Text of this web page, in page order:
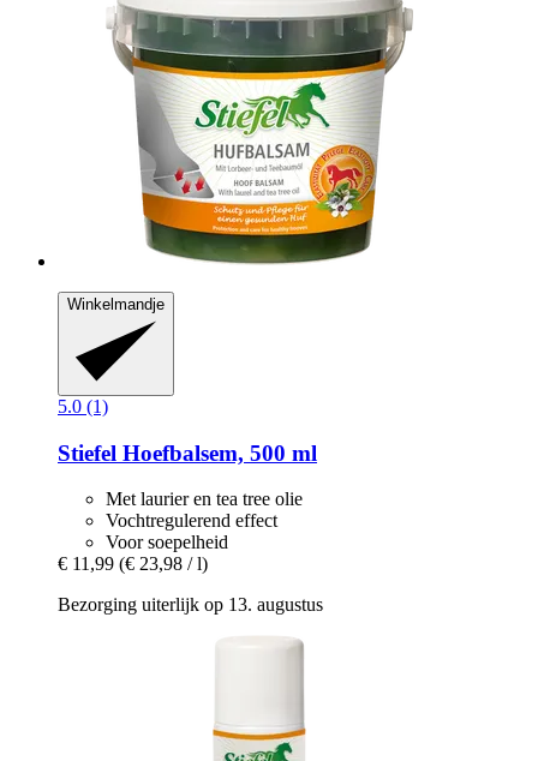
Winkelmandje
5.0 (1)
Stiefel Hoefbalsem, 500 ml
Met laurier en tea tree olie
Vochtregulerend effect
Voor soepelheid
€ 11,99 (€ 23,98 / l)
Bezorging uiterlijk op 13. augustus